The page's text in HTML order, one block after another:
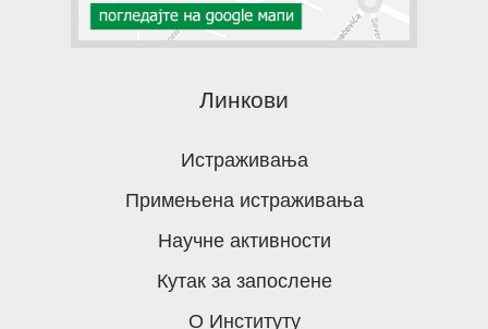
Линкови
Истраживања
Примењена истраживања
Научне активности
Кутак за запослене
О Институту